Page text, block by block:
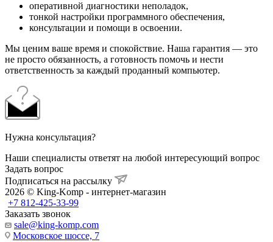
оперативной диагностики неполадок,
тонкой настройки программного обеспечения,
консультации и помощи в освоении.
Мы ценим ваше время и спокойствие. Наша гарантия — это
не просто обязанность, а готовность помочь и нести
ответственность за каждый проданный компьютер.
Нужна консультация?
Наши специалисты ответят на любой интересующий вопрос
Задать вопрос
Подписаться на рассылку
2026 © King-Komp - интернет-магазин
+7 812-425-33-99
Заказать звонок
sale@king-komp.com
Московское шоссе, 7